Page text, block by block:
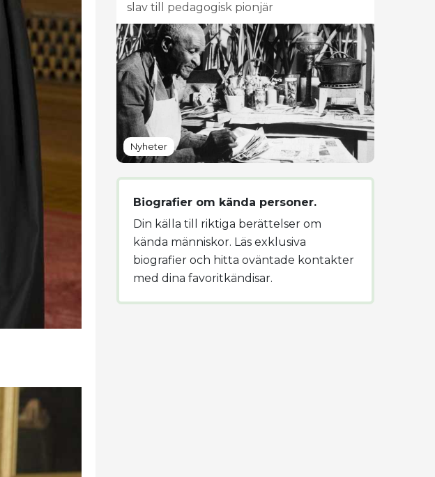
slav till pedagogisk pionjär
Nyheter
Biografier om kända personer.
Din källa till riktiga berättelser om
kända människor. Läs exklusiva
biografier och hitta oväntade kontakter
med dina favoritkändisar.